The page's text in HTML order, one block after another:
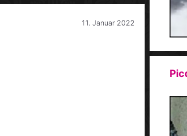
11. Januar 2022